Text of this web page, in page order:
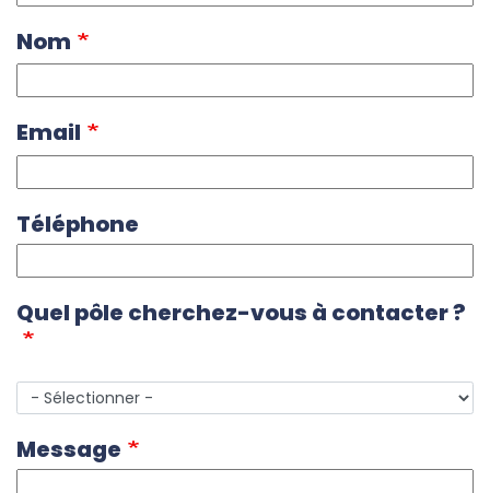
Nom
Email
Téléphone
Quel pôle cherchez-vous à contacter ?
Quel
pôle
cherchez-
vous
Message